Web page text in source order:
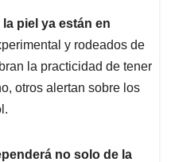
piel ya están en
y rodeados de
la practicidad de tener
otros alertan sobre los
no solo de la